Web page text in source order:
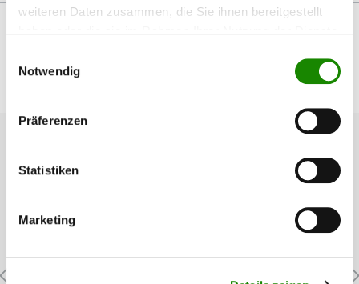
weiteren Daten zusammen, die Sie ihnen bereitgestellt
Notwendig
Präferenzen
Statistiken
Marketing